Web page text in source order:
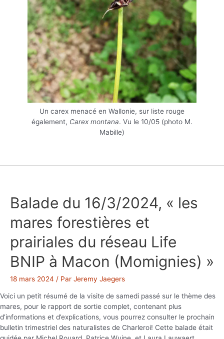
Un carex menacé en Wallonie, sur liste rouge
également, Carex montana. Vu le 10/05 (photo M.
Mabille)
Balade du 16/3/2024, « les
mares forestières et
prairiales du réseau Life
BNIP à Macon (Momignies) »
18 mars 2024 / Par Jeremy Jaegers
Voici un petit résumé de la visite de samedi passé sur le thème des
mares, pour le rapport de sortie complet, contenant plus
d’informations et d’explications, vous pourrez consulter le prochain
bulletin trimestriel des naturalistes de Charleroi! Cette balade était